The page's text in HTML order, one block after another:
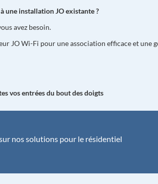
une installation JO existante ?
avez besoin.
JO Wi-Fi pour une association efficace et une
vos entrées du bout des doigts
nos solutions pour le résidentiel